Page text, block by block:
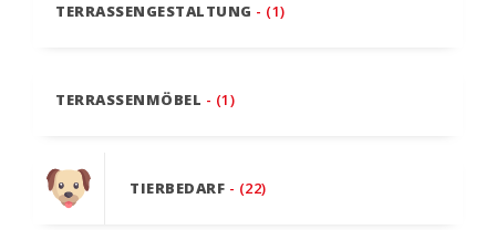
TERRASSENGESTALTUNG - (1)
TERRASSENMÖBEL - (1)
TIERBEDARF - (22)